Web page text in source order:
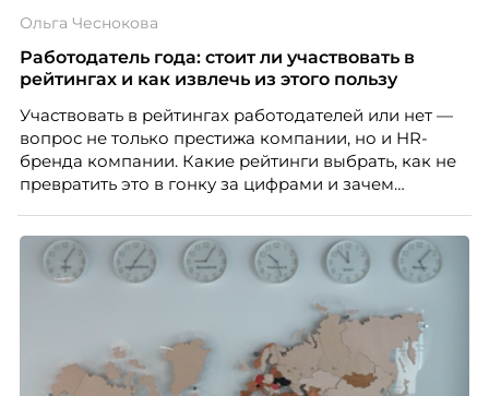
Ольга Чеснокова
Работодатель года: стоит ли участвовать в
рейтингах и как извлечь из этого пользу
Участвовать в рейтингах работодателей или нет —
вопрос не только престижа компании, но и HR-
бренда компании. Какие рейтинги выбрать, как не
превратить это в гонку за цифрами и зачем
Чеснокова, HR-директор Right line.